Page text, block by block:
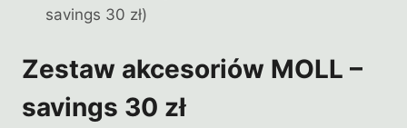
savings 30 zł)
Zestaw akcesoriów MOLL –
savings 30 zł